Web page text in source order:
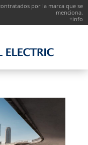
por la marca que se
menciona.
+info